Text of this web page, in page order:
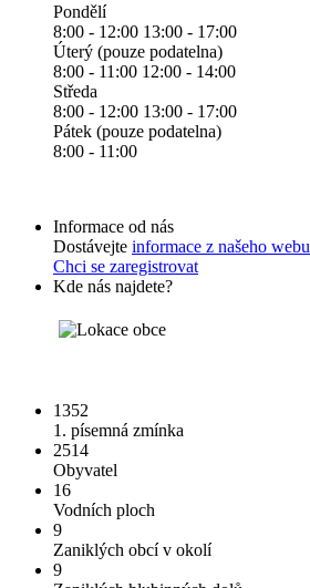
Pondělí
8:00 - 12:00 13:00 - 17:00
Úterý (pouze podatelna)
8:00 - 11:00 12:00 - 14:00
Středa
8:00 - 12:00 13:00 - 17:00
Pátek (pouze podatelna)
8:00 - 11:00
Informace od nás
Dostávejte informace z našeho webu
Chci se zaregistrovat
Kde nás najdete?
1352
1. písemná zmínka
2514
Obyvatel
16
Vodních ploch
9
Zaniklých obcí v okolí
9